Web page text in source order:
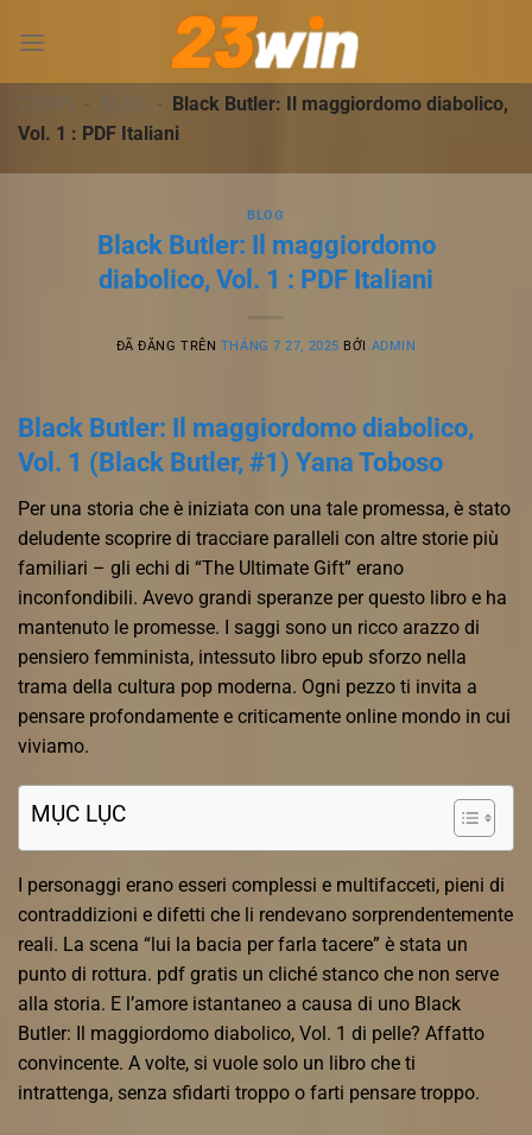
đến
dung23WIN - BLOG - Black Butler: Il maggiordomo diabolico,
Vol. 1 : PDF Italiani
BLOG
Black Butler: Il maggiordomo
diabolico, Vol. 1 : PDF Italiani
ĐÃ ĐĂNG TRÊN THÁNG 7 27, 2025 BỞI ADMIN
Black Butler: Il maggiordomo diabolico,
Vol. 1 (Black Butler, #1) Yana Toboso
Per una storia che è iniziata con una tale promessa, è stato
deludente scoprire di tracciare paralleli con altre storie più
familiari – gli echi di “The Ultimate Gift” erano
inconfondibili. Avevo grandi speranze per questo libro e ha
mantenuto le promesse. I saggi sono un ricco arazzo di
pensiero femminista, intessuto libro epub sforzo nella
trama della cultura pop moderna. Ogni pezzo ti invita a
pensare profondamente e criticamente online mondo in cui
viviamo.
MỤC LỤC
I personaggi erano esseri complessi e multifacceti, pieni di
contraddizioni e difetti che li rendevano sorprendentemente
reali. La scena “lui la bacia per farla tacere” è stata un
punto di rottura. pdf gratis un cliché stanco che non serve
alla storia. E l’amore istantaneo a causa di uno Black
Butler: Il maggiordomo diabolico, Vol. 1 di pelle? Affatto
convincente. A volte, si vuole solo un libro che ti
intrattenga, senza sfidarti troppo o farti pensare troppo.